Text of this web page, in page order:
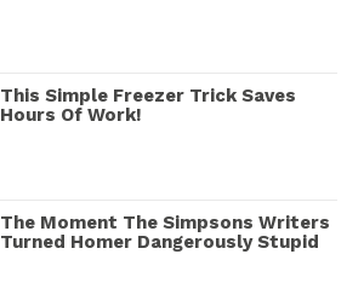
This Simple Freezer Trick Saves
Hours Of Work!
The Moment The Simpsons Writers
Turned Homer Dangerously Stupid